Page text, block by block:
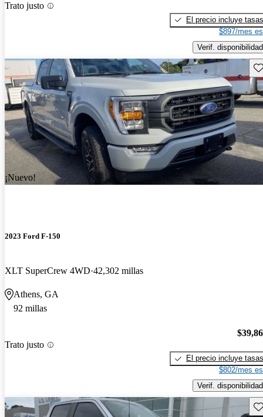
Trato justo
El precio incluye tasas
$897/mes
Verif. disponibilidad
¡Nuevo!
2023 Ford F-150
XLT SuperCrew 4WD 42,302 millas
Athens, GA
92 millas
Trato justo
El precio incluye tasas
$802/mes
Verif. disponibilidad